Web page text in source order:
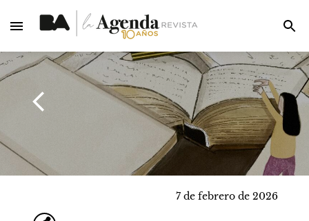
7 de febrero de 2026